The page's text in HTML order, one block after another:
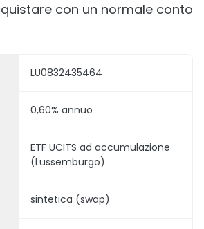
con un normale conto
LU0832435464
0,60% annuo
ETF UCITS ad accumulazione
(Lussemburgo)
sintetica (swap)